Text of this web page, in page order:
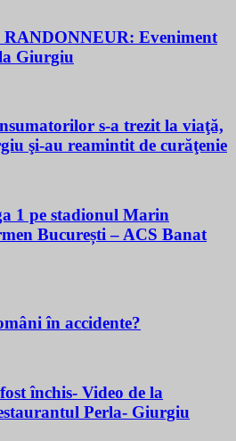
Eveniment
Giurgiu
s-a trezit la viaţă,
şi-au reamintit de curăţenie
1 pe stadionul Marin
București – ACS Banat
în accidente?
închis- Video de la
Perla- Giurgiu